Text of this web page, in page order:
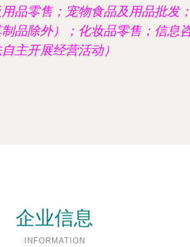
品零售；宠物食品及用品批发
品除外）；化妆品零售；信息
主开展经营活动）
企业信息
INFORMATION